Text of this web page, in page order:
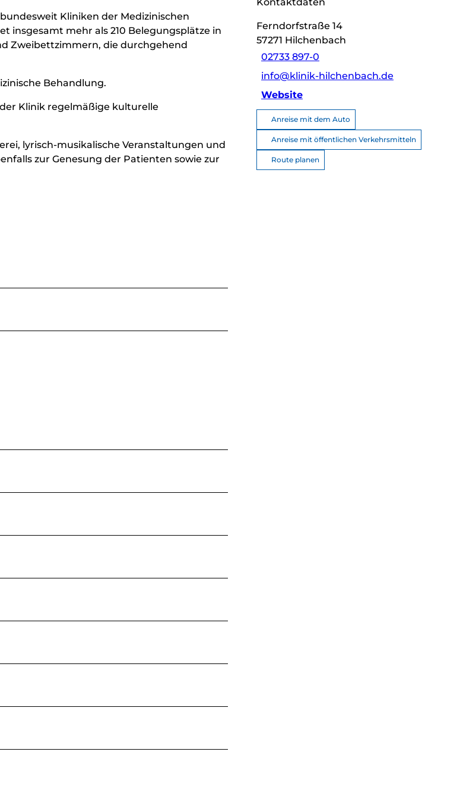
Kliniken der Medizinischen
insgesamt mehr als 210 Belegungsplätze in
Zweibettzimmern, die durchgehend
Behandlung.
Klinik regelmäßige kulturelle
lyrisch-musikalische Veranstaltungen und
zur Genesung der Patienten sowie zur
Ferndorfstraße 14
57271 Hilchenbach
02733 897-0
info@klinik-hilchenbach.de
Website
Anreise mit dem Auto
Anreise mit öffentlichen Verkehrsmitteln
Route planen